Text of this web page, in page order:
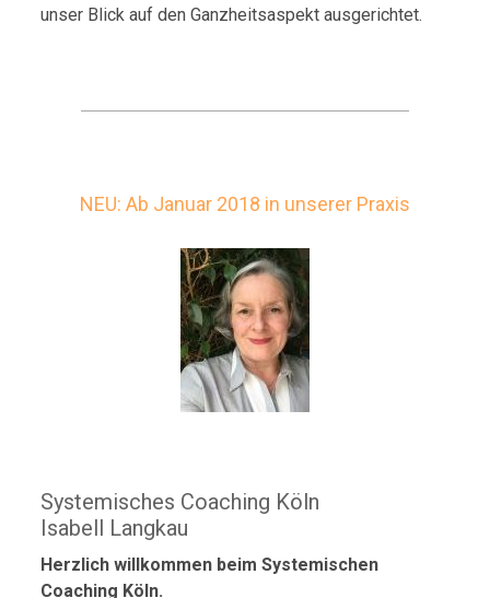
unser Blick auf den Ganzheitsaspekt ausgerichtet.
NEU: Ab Januar 2018 in unserer Praxis
Systemisches Coaching Köln
Isabell Langkau
Herzlich willkommen beim Systemischen
Coaching Köln.